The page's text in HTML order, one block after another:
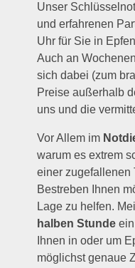
Unser
und erfahrenen
Uhr für Sie in
Auch an
sich dabei (zum
Preise außerhalb
uns und die
Vor Allem im
warum es extrem
einer zugefallenen
Bestreben Ihnen
Lage zu helfen.
halben Stunde
Ihnen in oder um
möglichst genaue